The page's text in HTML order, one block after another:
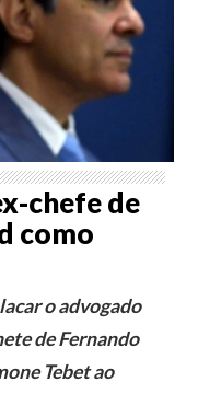
chefe de
como
o advogado
de Fernando
Tebet ao